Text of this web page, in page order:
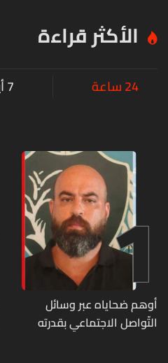
الأكثر قراءة
24 ساعة 7 أيام
1
أوهم ضحاياه عبر وسائل
التّواصل الاجتماعي بقدرته